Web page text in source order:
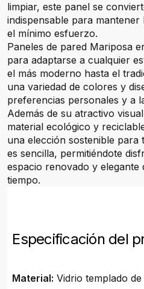
limpiar, este panel se
indispensable para
el mínimo esfuerzo.
Paneles de pared Mariposa
para adaptarse a cualquier
el más moderno hasta el
una variedad de colores y
preferencias personales y a
Además de su atractivo
material ecológico y
una elección sostenible para
es sencilla, permitiéndote
espacio renovado y elegante
tiempo.
Especificación del
Material: Vidrio templado